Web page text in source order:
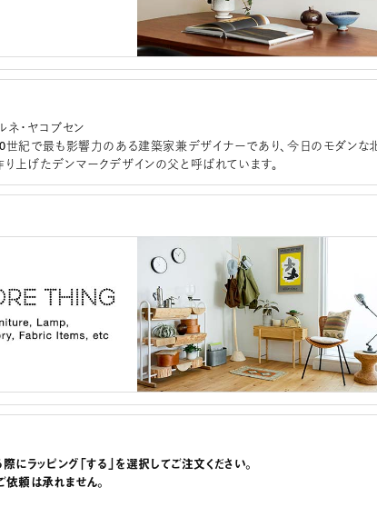
・ヤコブセン
世紀で最も影響力のある建築家兼デザイナーであり、今日のモダンな
上げたデンマークデザインの父と呼ばれています。
にラッピング「する」を選択してご注文ください。
頼は承れません。